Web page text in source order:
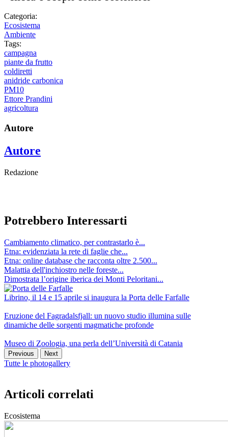
Categoria:
Ecosistema
Ambiente
Tags:
campagna
piante da frutto
coldiretti
anidride carbonica
PM10
Ettore Prandini
agricoltura
Autore
Autore
Redazione
Potrebbero Interessarti
Cambiamento climatico, per contrastarlo è...
Etna: evidenziata la rete di faglie che...
Etna: online database che racconta oltre 2.500...
Malattia dell'inchiostro nelle foreste...
Dimostrata l’origine iberica dei Monti Peloritani...
Librino, il 14 e 15 aprile si inaugura la Porta delle Farfalle
Eruzione del Fagradalsfjall: un nuovo studio illumina sulle
dinamiche delle sorgenti magmatiche profonde
Museo di Zoologia, una perla dell’Università di Catania
Previous Next
Tutte le photogallery
Articoli correlati
Ecosistema